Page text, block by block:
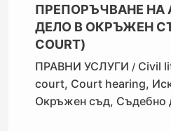
ПРЕПОРЪЧВАНЕ НА
ДЕЛО В ОКРЪЖЕН
COURT)
ПРАВНИ УСЛУГИ / Civil
court, Court hearing,
Окръжен съд, Съдебно